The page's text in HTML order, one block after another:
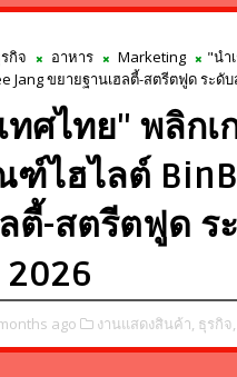
กิจ อาหาร Marketing
"นำ
Jang ขยายฐานเฮลตี้-สตรีตฟูด ระดับส
ทศไทย" พลิก
ไฮไลต์
ตี้-สตรีตฟูด ระ
2026
ago งานแสดงสินค้า, ธุรกิจ,